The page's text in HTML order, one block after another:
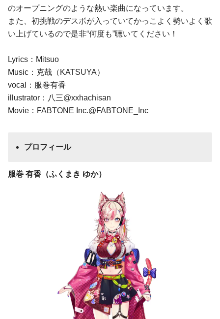
のオープニングのような熱い楽曲になっています。
また、初挑戦のデスボが入っていてかっこよく勢いよく歌
い上げているので是非“何度も”聴いてください！
Lyrics：Mitsuo
Music：克哉（KATSUYA）
vocal：服巻有香
illustrator：八三@xxhachisan
Movie：FABTONE Inc.@FABTONE_Inc
プロフィール
服巻 有香（ふくまき ゆか）